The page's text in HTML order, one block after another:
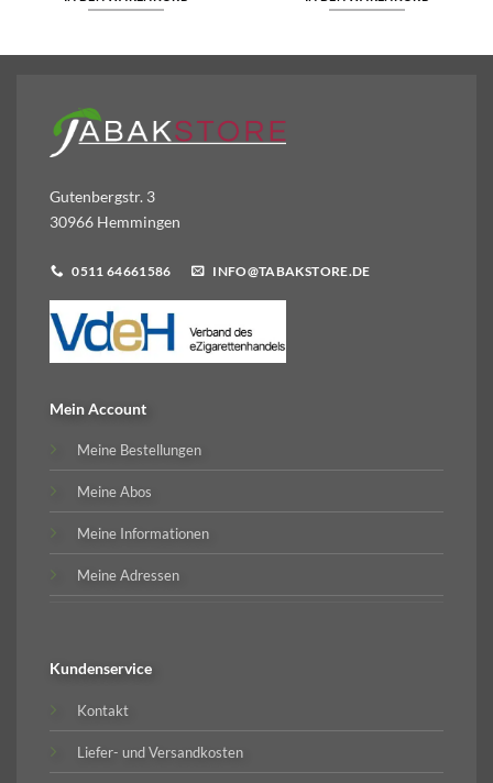
Gutenbergstr. 3
30966 Hemmingen
0511 64661586 INFO@TABAKSTORE.DE
Mein Account
Meine Bestellungen
Meine Abos
Meine Informationen
Meine Adressen
Kundenservice
Kontakt
Liefer- und Versandkosten